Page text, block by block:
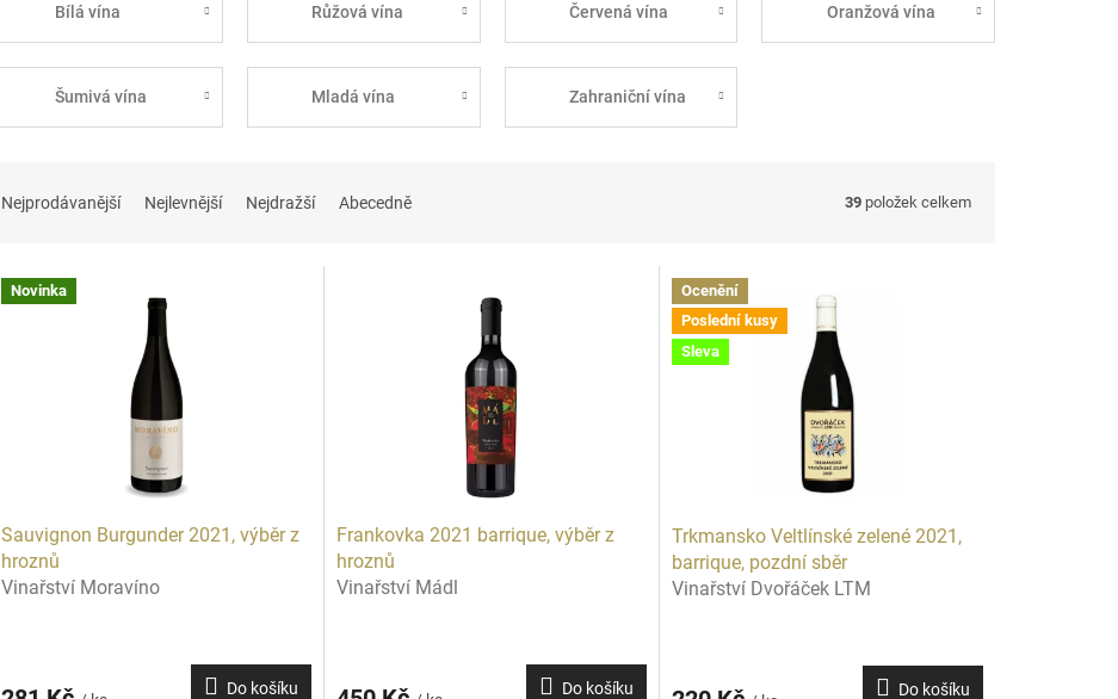
Bílá vína Růžová vína Červená vína Oranžová vína
Šumivá vína Mladá vína Zahraniční vína
Nejprodávanější Nejlevnější Nejdražší Abecedně 39 položek celkem
V Novinka
Sauvignon Burgunder 2021, výběr z
hroznů
Vinařství Moravíno
Do košíku
Frankovka 2021 barrique, výběr z
hroznů
Vinařství Mádl
Do košíku
Ocenění
Poslední kusy
Sleva
Trkmansko Veltlínské zelené 2021,
barrique, pozdní sběr
Vinařství Dvořáček LTM
Do košíku